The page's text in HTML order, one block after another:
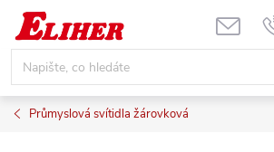
Přejít
obsah
Průmyslová svítidla žárovková